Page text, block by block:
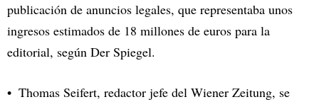
publicación de anuncios legales, que representaba unos
ingresos estimados de 18 millones de euros para la
editorial, según Der Spiegel.
Thomas Seifert, redactor jefe del Wiener Zeitung, se